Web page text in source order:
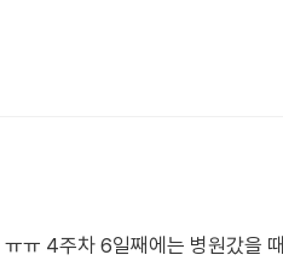
ㅠ 4주차 6일째에는 병원갔을 때